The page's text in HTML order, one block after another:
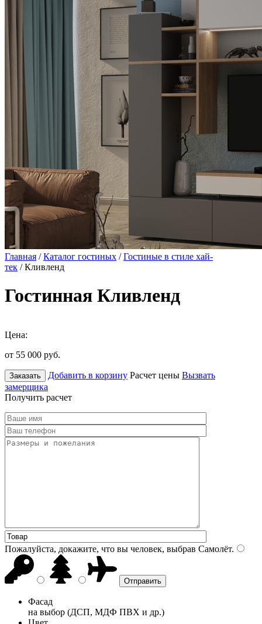
Главная /Каталог гостиных /Гостиные в стиле хай-
тек / Кливленд
Гостинная Кливленд
Цена:
от 55 000 руб.
Заказать Добавить в корзину Расчет цены Вызвать
замерщика
Получить расчет
Пожалуйста, докажите, что вы человек, выбрав Самолёт.
Фасад
на выбор (ДСП, МДФ ПВХ и др.)